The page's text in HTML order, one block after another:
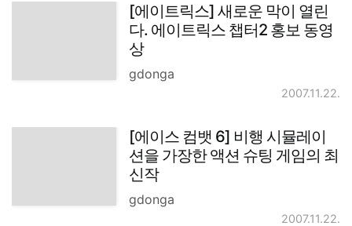
[에이트릭스] 새로운 막이 열린
다. 에이트릭스 챕터2 홍보 동영
상
gdonga
2007.11.22.
[에이스 컴뱃 6] 비행 시뮬레이
션을 가장한 액션 슈팅 게임의 최
신작
gdonga
2007.11.22.